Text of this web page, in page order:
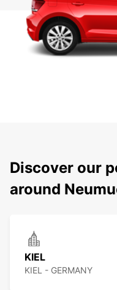
Discover our
around
KIEL
KIEL - GERMANY